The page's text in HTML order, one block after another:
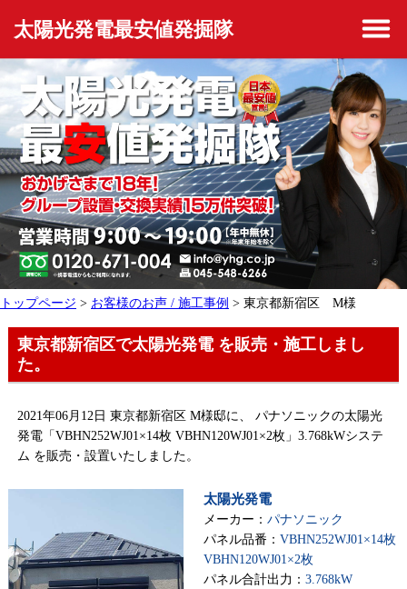
太陽光発電最安値発掘隊
トップページ > お客様のお声 / 施工事例 > 東京都新宿区 M様
東京都新宿区で太陽光発電 を販売・施工しまし
た。
2021年06月12日 東京都新宿区 M様邸に、 パナソニックの太陽光
発電「VBHN252WJ01×14枚 VBHN120WJ01×2枚」3.768kWシステ
ム を販売・設置いたしました。
太陽光発電
メーカー： パナソニック
パネル品番： VBHN252WJ01×14枚
VBHN120WJ01×2枚
パネル合計出力： 3.768kW